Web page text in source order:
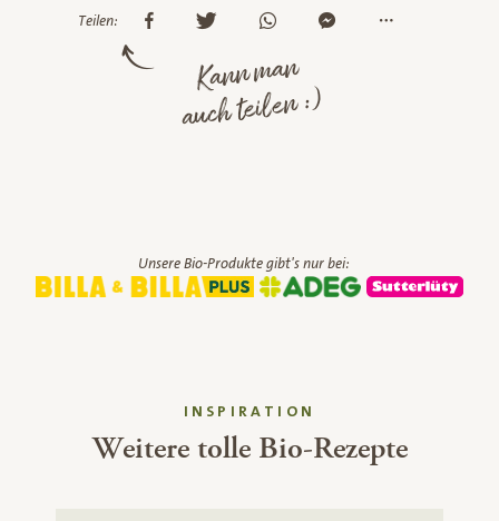
Teilen:
Kann man
auch teilen :)
Unsere Bio-Produkte gibt's nur bei:
INSPIRATION
Weitere tolle Bio-Rezepte